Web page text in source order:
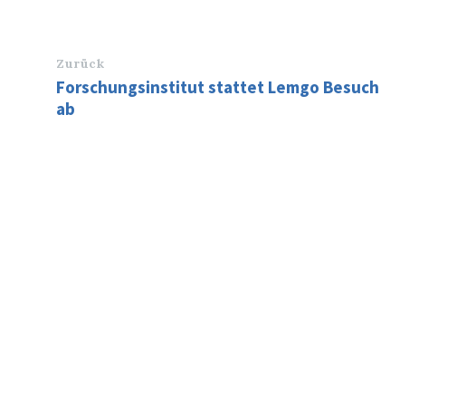
Zurück
Forschungsinstitut stattet Lemgo Besuch
ab